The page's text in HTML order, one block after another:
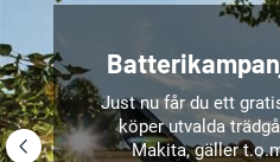
Just nu får du ett
köper utvalda
Makita, gäller